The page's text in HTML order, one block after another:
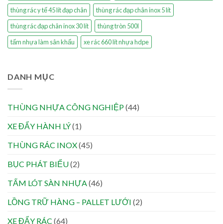
thùng rác y tế 45 lít đạp chân
thùng rác đạp chân inox 5 lít
thùng rác đạp chân inox 30 lít
thùng tròn 500l
tấm nhựa làm sân khấu
xe rác 660 lít nhựa hdpe
DANH MỤC
THÙNG NHỰA CÔNG NGHIỆP(44)
XE ĐẨY HÀNH LÝ(1)
THÙNG RÁC INOX(45)
BỤC PHÁT BIỂU(2)
TẤM LÓT SÀN NHỰA (46)
LỒNG TRỮ HÀNG – PALLET LƯỚI (2)
XE ĐẨY RÁC (64)